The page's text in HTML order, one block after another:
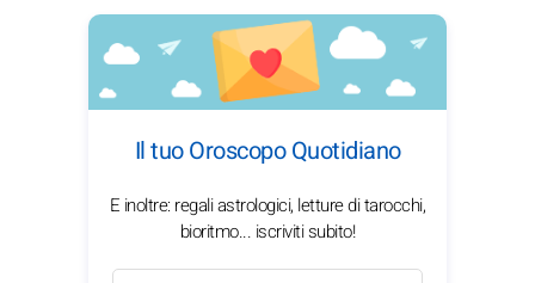
Il tuo Oroscopo Quotidiano
E inoltre: regali astrologici, letture di tarocchi,
bioritmo... iscriviti subito!